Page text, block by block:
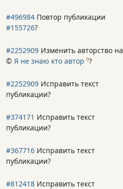
#496984 Повтор публикации
#155726?
#2252909 Изменить авторство на
© Я не знаю кто автор 0?
#2252909 Исправить текст
публикации?
#374171 Исправить текст
публикации?
#367716 Исправить текст
публикации?
#812418 Исправить текст